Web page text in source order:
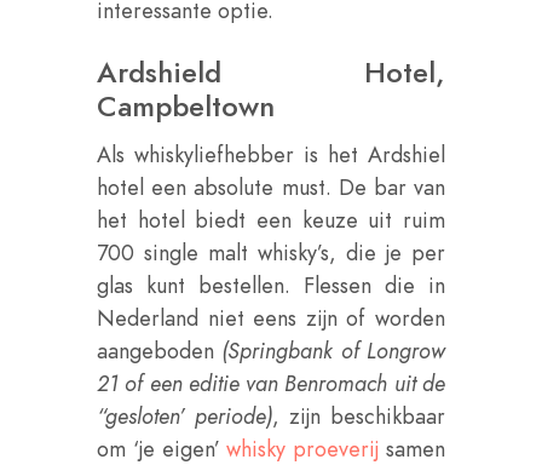
interessante optie.
Ardshield Hotel,
Campbeltown
Als whiskyliefhebber is het Ardshiel
hotel een absolute must. De bar van
het hotel biedt een keuze uit ruim
700 single malt whisky’s, die je per
glas kunt bestellen. Flessen die in
Nederland niet eens zijn of worden
aangeboden (Springbank of Longrow
21 of een editie van Benromach uit de
“gesloten’ periode), zijn beschikbaar
om ‘je eigen’whisky proeverij samen